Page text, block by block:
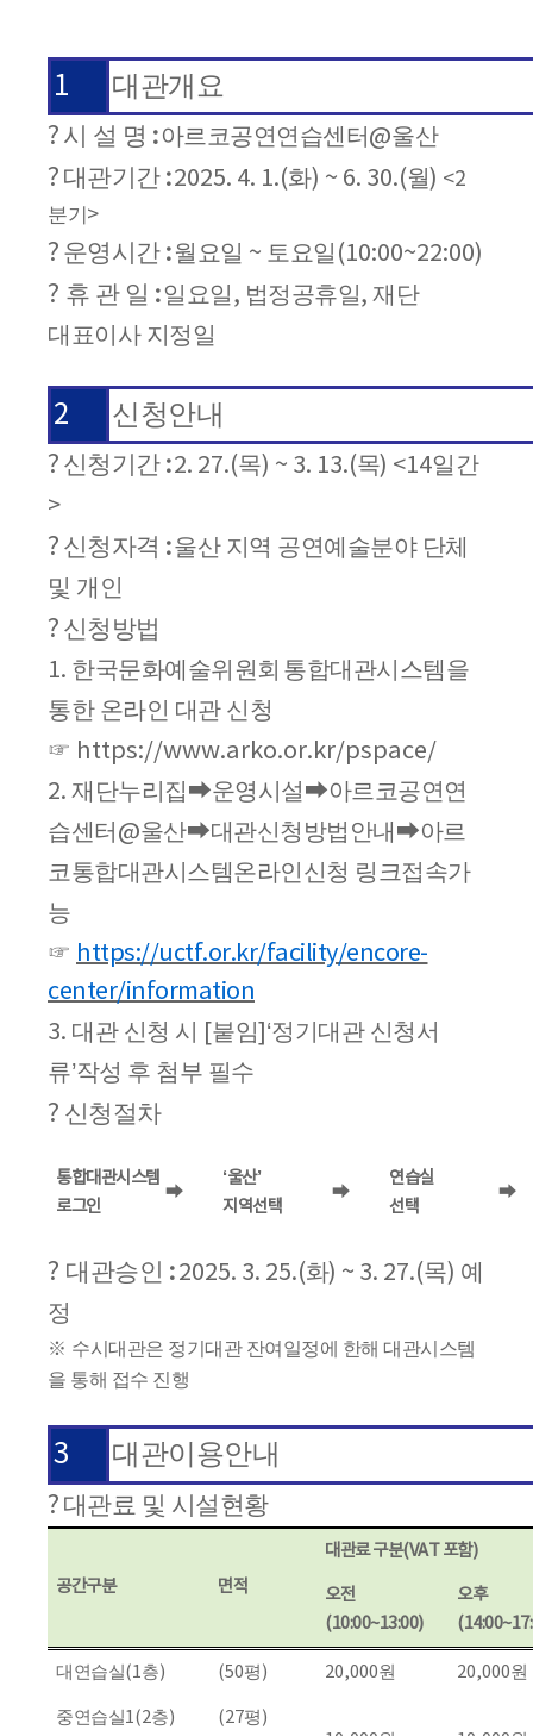
1 대관개요
? 시 설 명 : 아르코공연연습센터@울산
? 대관기간 :2025. 4. 1.(화) ~ 6. 30.(월) <2
분기>
? 운영시간 : 월요일 ~ 토요일 (10:00~22:00)
? 휴 관 일 :일요일, 법정공휴일, 재단
대표이사 지정일
2 신청안내
? 신청기간 :2. 27.(목) ~ 3. 13.(목) <14일간
>
? 신청자격 :울산 지역 공연예술분야 단체
및 개인
? 신청방법
1. 한국문화예술위원회 통합대관시스템을
통한 온라인 대관 신청
☞ https://www.arko.or.kr/pspace/
2. 재단누리집➡운영시설➡아르코공연연
습센터 @울산➡대관신청방법안내 ➡아르
코통합대관시스템온라인신청 링크접속가
능
☞ https://uctf.or.kr/facility/encore-
center/information
3. 대관 신청 시 [붙임]‘정기대관 신청서
류’작성 후 첨부 필수
? 신청절차
통합대관시스템
로그인
➡
‘울산’
지역선택
➡
연습실
선택
➡
? 대관승인 :2025. 3. 25.(화) ~ 3. 27.(목) 예
정
※ 수시대관은 정기대관 잔여일정에 한해 대관시스템
을 통해 접수 진행
3 대관이용안내
? 대관료 및 시설현황
공간구분 면적
대관료 구분(VAT포함)
오전
(10:00~13:00)
오후
대연습실(1층) (50평) 20,000원 20,000원
중연습실1(2층) (27평)